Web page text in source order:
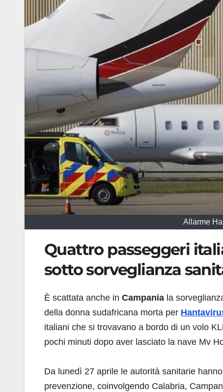
Allarme
Quattro passeggeri
sotto sorveglianza
È scattata anche in Campania la
della donna sudafricana morta per
italiani che si trovavano a bordo di un volo
pochi minuti dopo aver lasciato la nave Mv
Da lunedì 27 aprile le autorità sanitarie
prevenzione, coinvolgendo Calabria,